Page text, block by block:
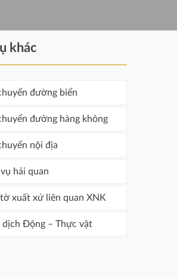
khác
đường biển
đường hàng không
nội địa
hải quan
xuất xứ liên quan XNK
dịch Động – Thực vật